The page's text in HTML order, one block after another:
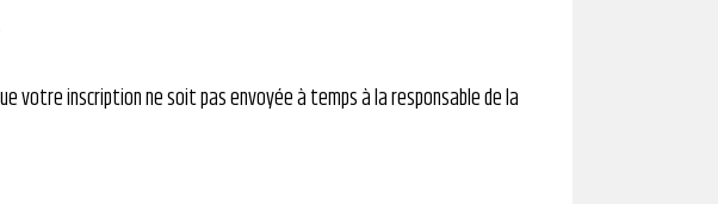
votre inscription ne soit pas envoyée à temps à la responsable de la